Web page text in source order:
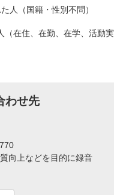
人（国籍・性別不問）
（在住、在勤、在学、活動実
わせ先
向上などを目的に録音